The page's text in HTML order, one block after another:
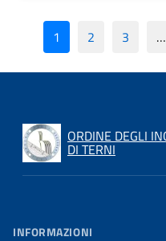
1 2 3 …
ORDINE DEGLI
DI TERNI
INFORMAZIONI